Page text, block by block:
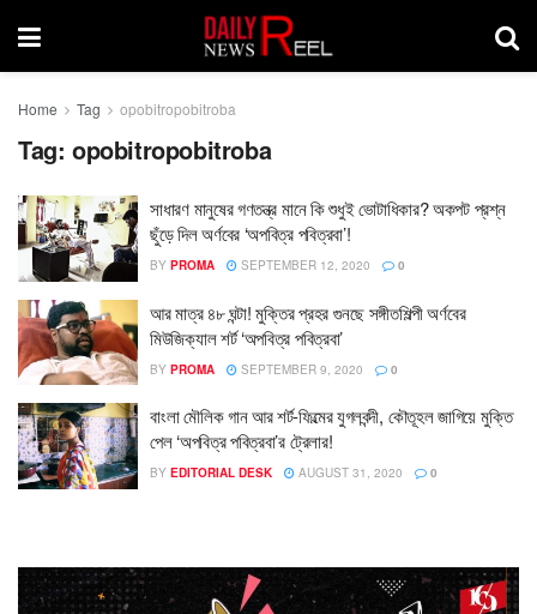
Home Tag opobitropobitroba
Tag: opobitropobitroba
সাধারণ মানুষের গণতন্ত্র মানে কি শুধুই ভোটাধিকার? অকপট প্রশ্ন
ছুঁড়ে দিল অর্ণবের ‘অপবিত্র পবিত্রবা’!
BY PROMA SEPTEMBER 12, 2020 0
আর মাত্র ৪৮ ঘন্টা! মুক্তির প্রহর গুনছে সঙ্গীতশিল্পী অর্ণবের
মিউজিক্যাল শর্ট ‘অপবিত্র পবিত্রবা’
BY PROMA SEPTEMBER 9, 2020 0
বাংলা মৌলিক গান আর শর্ট-ফিল্মের যুগলবন্দী, কৌতূহল জাগিয়ে মুক্তি
পেল ‘অপবিত্র পবিত্রবা’র ট্রেলার!
BY EDITORIAL DESK AUGUST 31, 2020 0